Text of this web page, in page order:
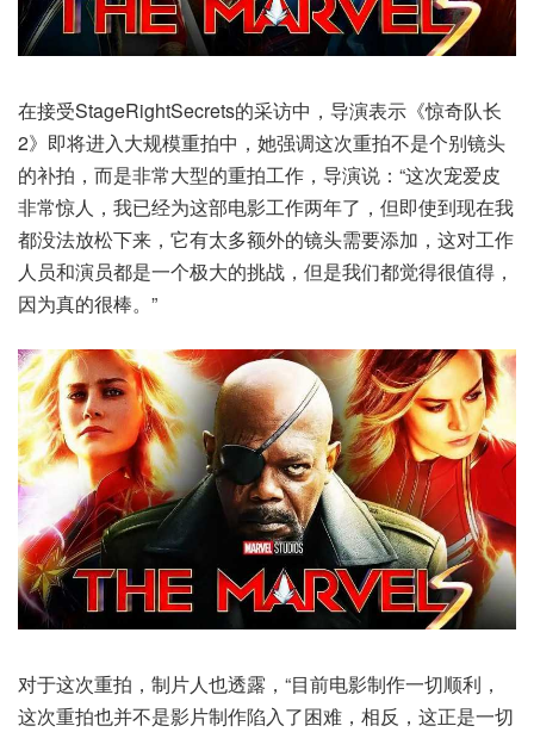
在接受StageRightSecrets的采访中，导演表示《惊奇队长
2》即将进入大规模重拍中，她强调这次重拍不是个别镜头
的补拍，而是非常大型的重拍工作，导演说：“这次宠爱皮
非常惊人，我已经为这部电影工作两年了，但即使到现在我
都没法放松下来，它有太多额外的镜头需要添加，这对工作
人员和演员都是一个极大的挑战，但是我们都觉得很值得，
因为真的很棒。”
对于这次重拍，制片人也透露，“目前电影制作一切顺利，
这次重拍也并不是影片制作陷入了困难，相反，这正是一切